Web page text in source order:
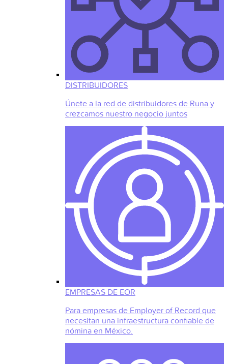
DISTRIBUIDORES
Únete a la red de distribuidores de Runa y
crezcamos nuestro negocio juntos
EMPRESAS DE EOR
Para empresas de Employer of Record que
necesitan una infraestructura confiable de
nómina en México.